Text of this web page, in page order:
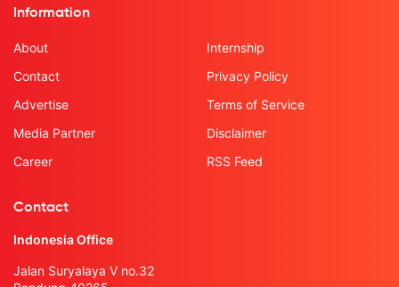
Information
About
Contact
Advertise
Media Partner
Career
Internship
Privacy Policy
Terms of Service
Disclaimer
RSS Feed
Contact
Indonesia Office
Jalan Suryalaya V no.32